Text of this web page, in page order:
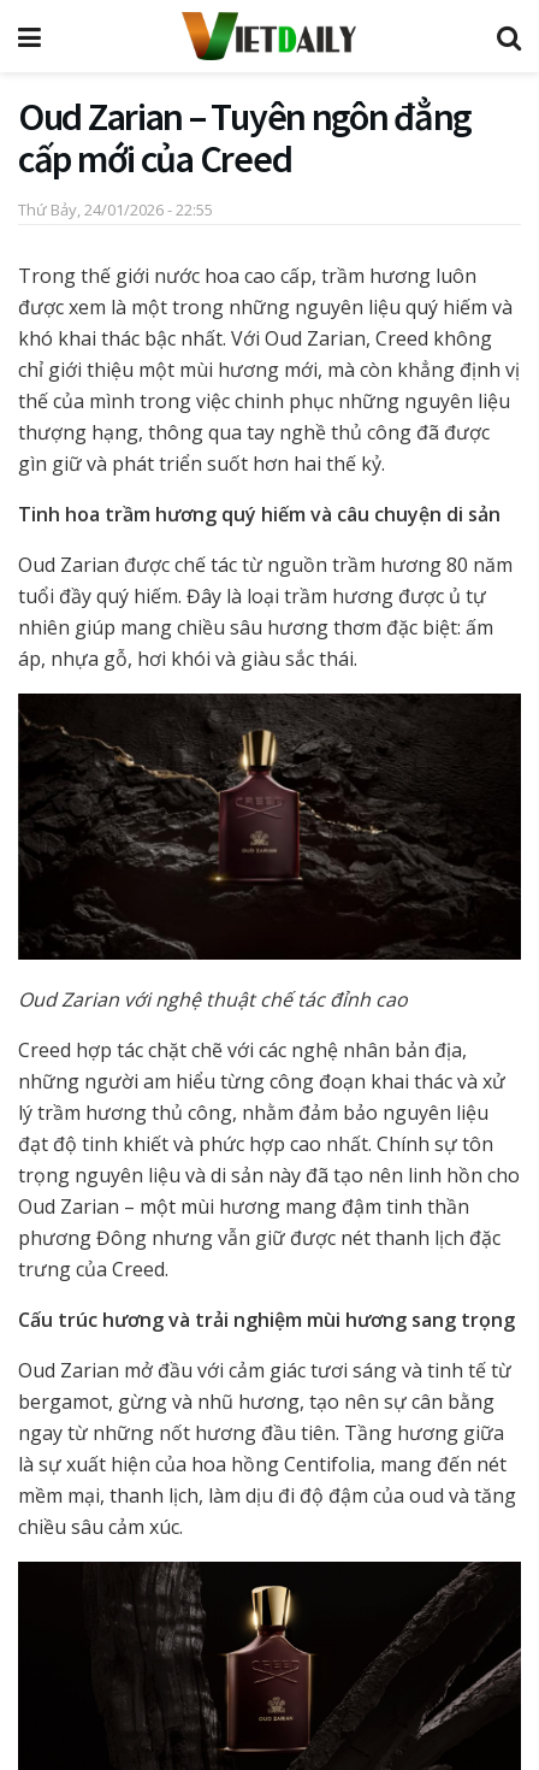
Oud Zarian – Tuyên ngôn đẳng
cấp mới của Creed
Thứ Bảy, 24/01/2026 - 22:55
Trong thế giới nước hoa cao cấp, trầm hương luôn
được xem là một trong những nguyên liệu quý hiếm và
khó khai thác bậc nhất. Với Oud Zarian, Creed không
chỉ giới thiệu một mùi hương mới, mà còn khẳng định vị
thế của mình trong việc chinh phục những nguyên liệu
thượng hạng, thông qua tay nghề thủ công đã được
gìn giữ và phát triển suốt hơn hai thế kỷ.
Tinh hoa trầm hương quý hiếm và câu chuyện di sản
Oud Zarian được chế tác từ nguồn trầm hương 80 năm
tuổi đầy quý hiếm. Đây là loại trầm hương được ủ tự
nhiên giúp mang chiều sâu hương thơm đặc biệt: ấm
áp, nhựa gỗ, hơi khói và giàu sắc thái.
Oud Zarian với nghệ thuật chế tác đỉnh cao
Creed hợp tác chặt chẽ với các nghệ nhân bản địa,
những người am hiểu từng công đoạn khai thác và xử
lý trầm hương thủ công, nhằm đảm bảo nguyên liệu
đạt độ tinh khiết và phức hợp cao nhất. Chính sự tôn
trọng nguyên liệu và di sản này đã tạo nên linh hồn cho
Oud Zarian – một mùi hương mang đậm tinh thần
phương Đông nhưng vẫn giữ được nét thanh lịch đặc
trưng của Creed.
Cấu trúc hương và trải nghiệm mùi hương sang trọng
Oud Zarian mở đầu với cảm giác tươi sáng và tinh tế từ
bergamot, gừng và nhũ hương, tạo nên sự cân bằng
ngay từ những nốt hương đầu tiên. Tầng hương giữa
là sự xuất hiện của hoa hồng Centifolia, mang đến nét
mềm mại, thanh lịch, làm dịu đi độ đậm của oud và tăng
chiều sâu cảm xúc.